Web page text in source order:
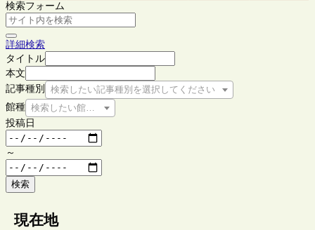
検索フォーム
詳細検索
タイトル
本文
記事種別
検索したい記事種別を選択してください
館種 検索したい館種を選択してください
投稿日
～
検索
現在地